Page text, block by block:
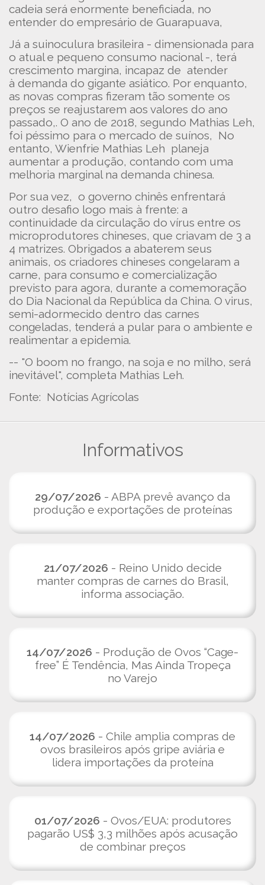
cadeia será enormente beneficiada, no
entender do empresário de Guarapuava,
Já a suinoculura brasileira - dimensionada para
o atual e pequeno consumo nacional -, terá
crescimento margina, incapaz de atender
à demanda do gigante asiático. Por enquanto,
as novas compras fizeram tão somente os
preços se reajustarem aos valores do ano
passado,. O ano de 2018, segundo Mathias Leh,
foi péssimo para o mercado de suínos, No
entanto, Wienfrie Mathias Leh planeja
aumentar a produção, contando com uma
melhoria marginal na demanda chinesa.
Por sua vez, o governo chinês enfrentará
outro desafio logo mais à frente: a
continuidade da circulação do vírus entre os
microprodutores chineses, que criavam de 3 a
4 matrizes. Obrigados a abaterem seus
animais, os criadores chineses congelaram a
carne, para consumo e comercialização
previsto para agora, durante a comemoração
do Dia Nacional da República da China. O virus,
semi-adormecido dentro das carnes
congeladas, tenderá a pular para o ambiente e
realimentar a epidemia.
-- "O boom no frango, na soja e no milho, será
inevitável", completa Mathias Leh.
Fonte: Notícias Agrícolas
Informativos
29/07/2026 - ABPA prevê avanço da
produção e exportações de proteínas
21/07/2026 - Reino Unido decide
manter compras de carnes do Brasil,
informa associação.
14/07/2026 - Produção de Ovos “Cage-
free” É Tendência, Mas Ainda Tropeça
no Varejo
14/07/2026 - Chile amplia compras de
ovos brasileiros após gripe aviária e
lidera importações da proteína
01/07/2026 - Ovos/EUA: produtores
pagarão US$ 3,3 milhões após acusação
de combinar preços